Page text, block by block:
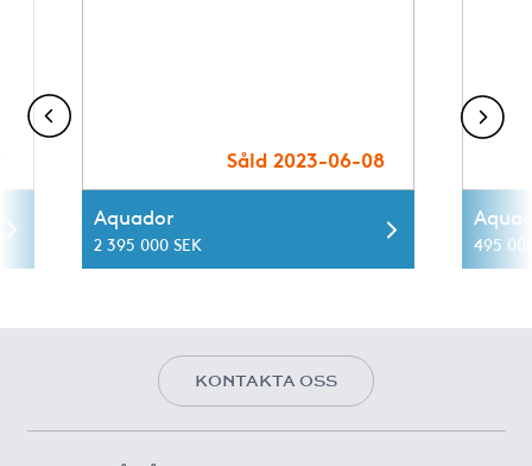
Såld 2023-06-08
Aquador
2 395 000 SEK 495
KONTAKTA OSS